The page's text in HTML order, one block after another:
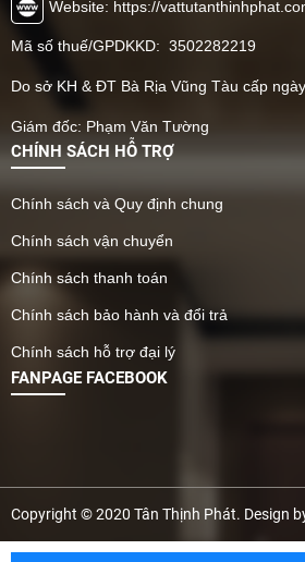
Website: https://
Mã số thuế/GPDKKD: 3502282219
Do sở KH & ĐT Bà Rịa Vũng Tàu cấp
Giám đốc: Phạm Văn Tường
CHÍNH SÁCH HỖ TRỢ
Chính sách và Quy định chung
Chính sách vận chuyển
Chính sách thanh toán
Chính sách bảo hành và đổi trả
Chính sách hỗ trợ đại lý
FANPAGE FACEBOOK
Copyright © 2020 Tân Thịnh Phát. Design